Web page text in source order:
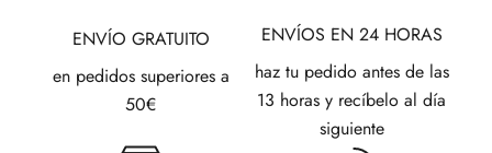
ENVÍO GRATUITO
en pedidos superiores a
50€
ENVÍOS EN 24 HORAS
haz tu pedido antes de las
13 horas y recíbelo al día
siguiente